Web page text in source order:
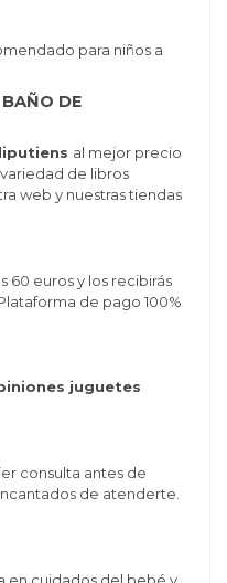
para niños a
DE
al mejor precio
de libros
web y nuestras tiendas
60 euros y los recibirás
de pago 100%
juguetes
consulta antes de
de atenderte.